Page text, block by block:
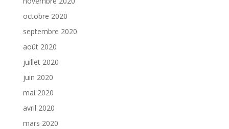
octobre 2020
septembre 2020
août 2020
juillet 2020
juin 2020
mai 2020
avril 2020
mars 2020